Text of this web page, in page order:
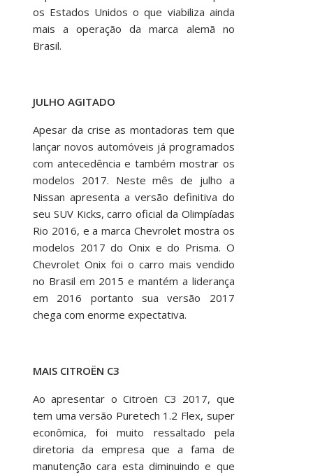
os Estados Unidos o que viabiliza ainda
mais a operação da marca alemã no
Brasil.
JULHO AGITADO
Apesar da crise as montadoras tem que
lançar novos automóveis já programados
com antecedência e também mostrar os
modelos 2017. Neste mês de julho a
Nissan apresenta a versão definitiva do
seu SUV Kicks, carro oficial da Olimpíadas
Rio 2016, e a marca Chevrolet mostra os
modelos 2017 do Onix e do Prisma. O
Chevrolet Onix foi o carro mais vendido
no Brasil em 2015 e mantém a liderança
em 2016 portanto sua versão 2017
chega com enorme expectativa.
MAIS CITROËN C3
Ao apresentar o Citroën C3 2017, que
tem uma versão Puretech 1.2 Flex, super
econômica, foi muito ressaltado pela
diretoria da empresa que a fama de
manutenção cara esta diminuindo e que